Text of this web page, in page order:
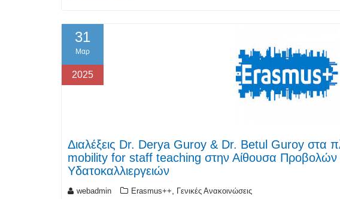
31
Μαρ
2025
Διαλέξεις Dr. Derya Guroy & Dr. Betul Guroy στα
mobility for staff teaching στην Αίθουσα Προβολών
Υδατοκαλλιεργειών
webadmin Erasmus++ Γενικές Ανακοινώσεις